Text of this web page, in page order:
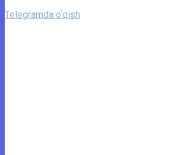
Telegramda o‘qish